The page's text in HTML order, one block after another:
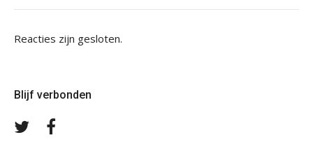
Reacties zijn gesloten.
Blijf verbonden
Volg